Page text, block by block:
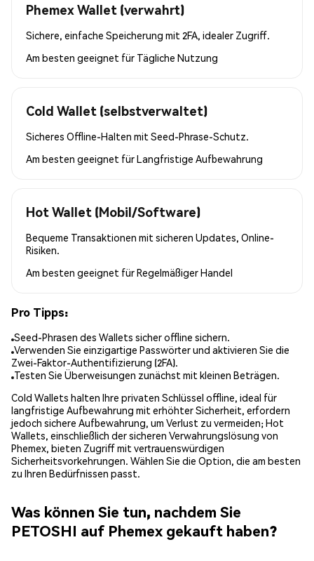
Phemex Wallet (verwahrt)
Sichere, einfache Speicherung mit 2FA, idealer Zugriff.
Am besten geeignet für Tägliche Nutzung
Cold Wallet (selbstverwaltet)
Sicheres Offline-Halten mit Seed-Phrase-Schutz.
Am besten geeignet fürLangfristige Aufbewahrung
Hot Wallet (Mobil/Software)
Bequeme Transaktionen mit sicheren Updates, Online-
Risiken.
Am besten geeignet fürRegelmäßiger Handel
Pro Tipps:
Seed-Phrasen des Wallets sicher offline sichern.
Verwenden Sie einzigartige Passwörter und aktivieren Sie die
Zwei-Faktor-Authentifizierung (2FA).
Testen Sie Überweisungen zunächst mit kleinen Beträgen.
Cold Wallets halten Ihre privaten Schlüssel offline, ideal für
langfristige Aufbewahrung mit erhöhter Sicherheit, erfordern
jedoch sichere Aufbewahrung, um Verlust zu vermeiden; Hot
Wallets, einschließlich der sicheren Verwahrungslösung von
Phemex, bieten Zugriff mit vertrauenswürdigen
Sicherheitsvorkehrungen. Wählen Sie die Option, die am besten
zu Ihren Bedürfnissen passt.
Was können Sie tun, nachdem Sie
PETOSHI auf Phemex gekauft haben?